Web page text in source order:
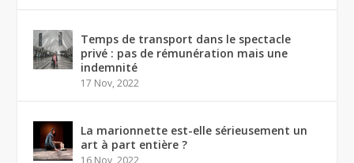
Temps de transport dans le spectacle
privé : pas de rémunération mais une
indemnité
17 Nov, 2022
La marionnette est-elle sérieusement un
art à part entière ?